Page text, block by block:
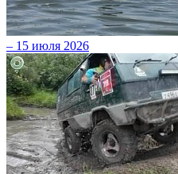
– 15 июля 2026